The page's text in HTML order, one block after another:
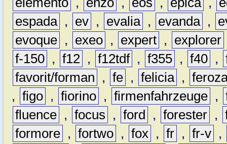
espada , ev , evalia , evanda ,
evoque , exeo , expert , explorer
f-150 , f12 , f12tdf , f355 , f40 ,
favorit/forman
, fe , felicia ,
, figo , fiorino , firmenfahrzeuge ,
fluence , focus , ford , forester ,
formore , fortwo , fox , fr , fr-v ,